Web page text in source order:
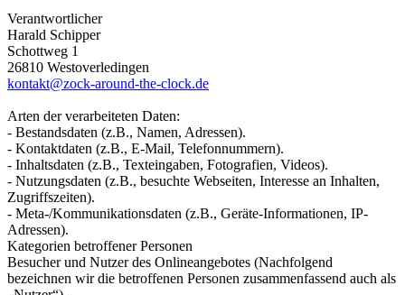
Verantwortlicher
Harald Schipper
Schottweg 1
26810 Westoverledingen
kontakt@zock-around-the-clock.de
Arten der verarbeiteten Daten:
- Bestandsdaten (z.B., Namen, Adressen).
- Kontaktdaten (z.B., E-Mail, Telefonnummern).
- Inhaltsdaten (z.B., Texteingaben, Fotografien, Videos).
- Nutzungsdaten (z.B., besuchte Webseiten, Interesse an Inhalten,
Zugriffszeiten).
- Meta-/Kommunikationsdaten (z.B., Geräte-Informationen, IP-
Adressen).
Kategorien betroffener Personen
Besucher und Nutzer des Onlineangebotes (Nachfolgend
bezeichnen wir die betroffenen Personen zusammenfassend auch als